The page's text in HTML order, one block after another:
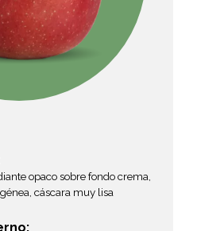
opaco sobre fondo crema,
cáscara muy lisa